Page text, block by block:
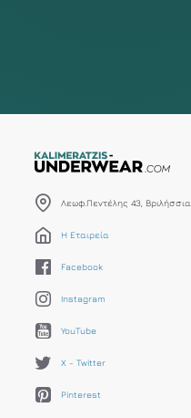
Λεωφ.Πεντέλης 43, Βριλήσσια
Η Εταιρεία
Facebook
Instagram
YouTube
X - Twitter
Pinterest